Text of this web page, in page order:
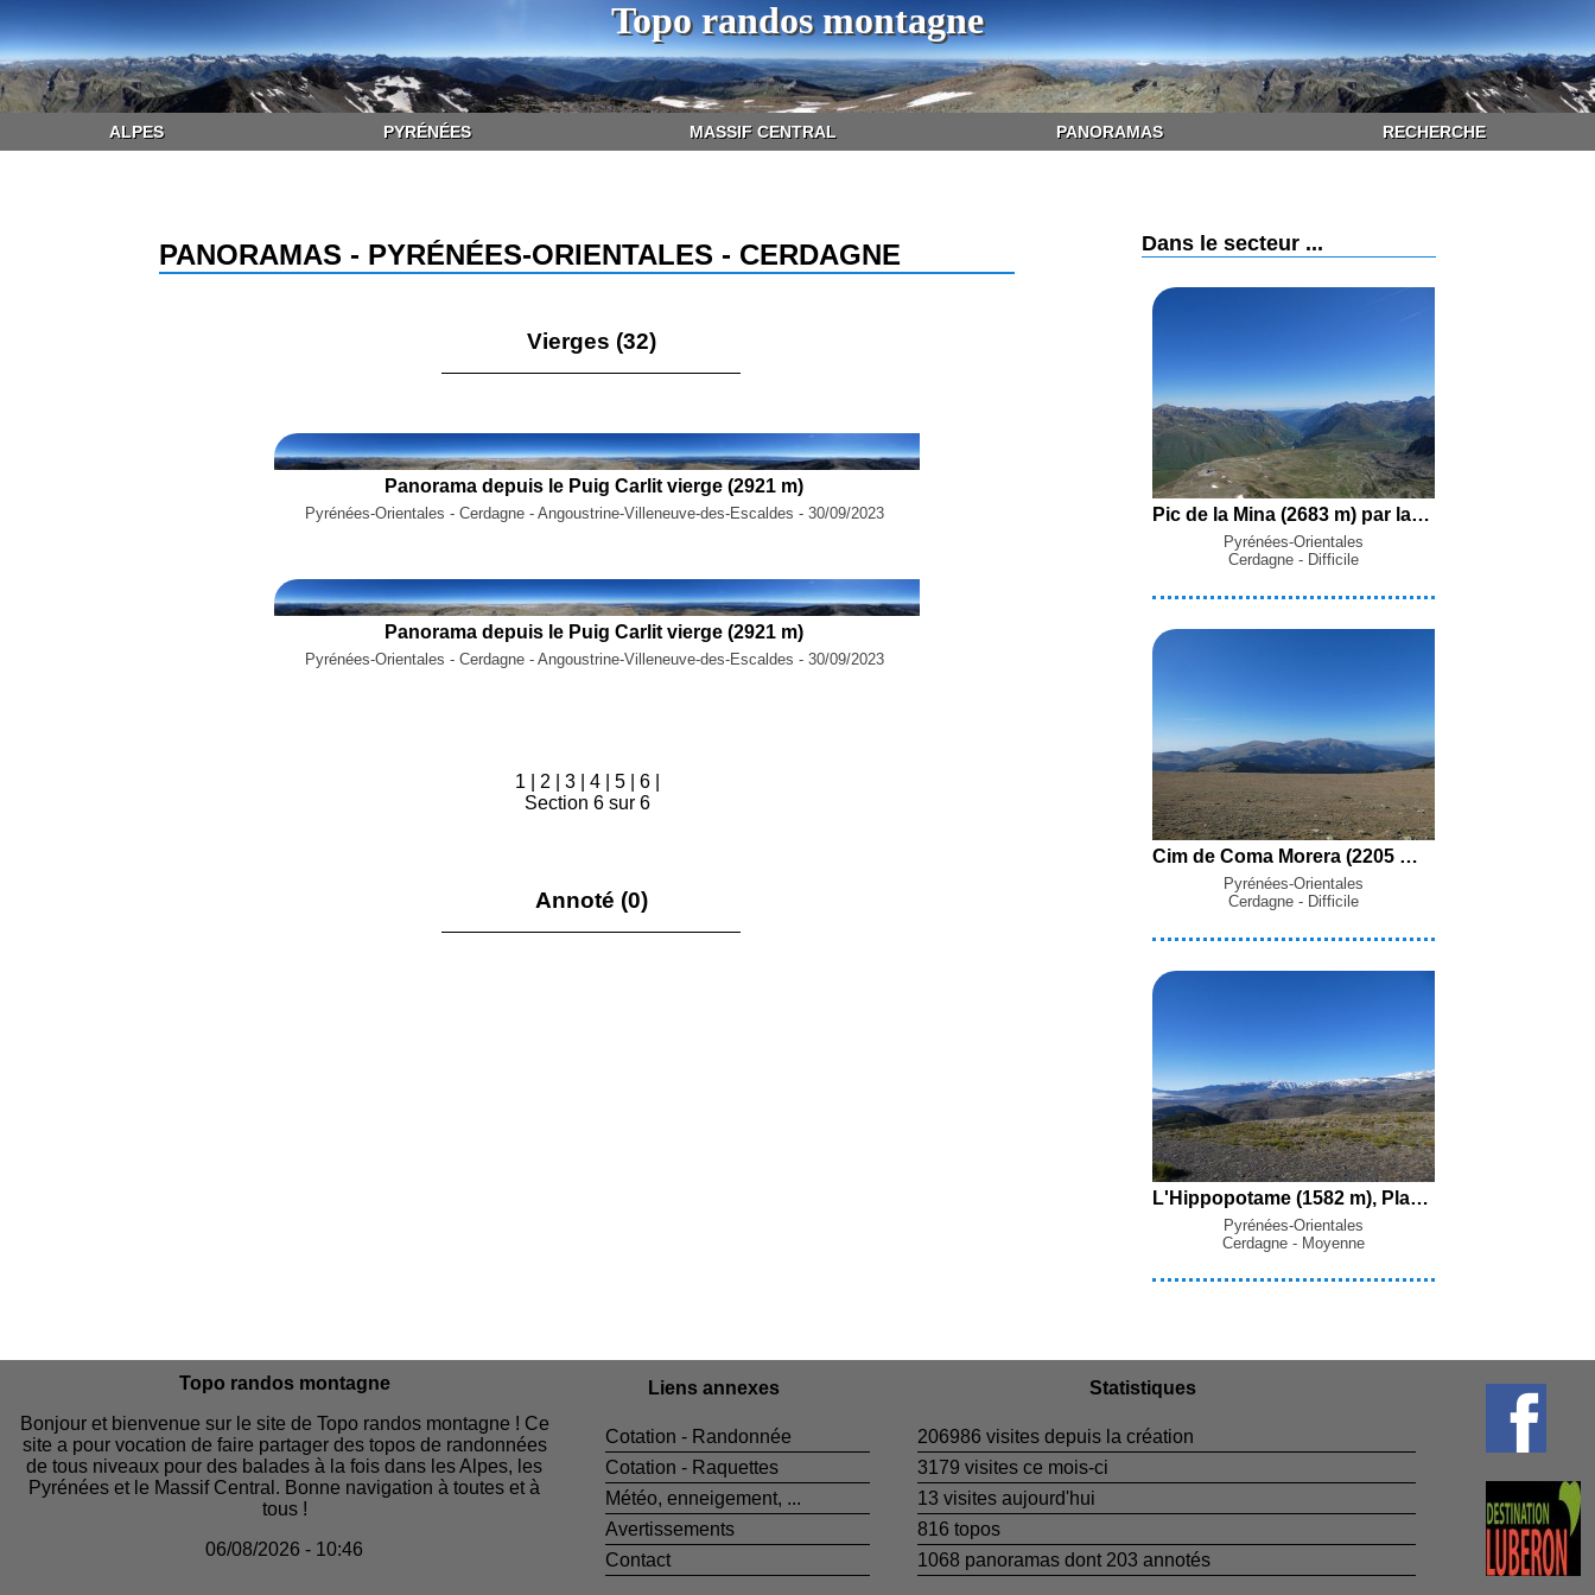
Topo randos montagne
ALPES PYRÉNÉES MASSIF CENTRAL PANORAMAS RECHERCHE
PANORAMAS - PYRÉNÉES-ORIENTALES - CERDAGNE
Vierges (32)
Panorama depuis le Puig Carlit vierge (2921 m)
Pyrénées-Orientales - Cerdagne - Angoustrine-Villeneuve-des-Escaldes - 30/09/2023
Panorama depuis le Puig Carlit vierge (2921 m)
Pyrénées-Orientales - Cerdagne - Angoustrine-Villeneuve-des-Escaldes - 30/09/2023
1 2 3| 4| 5| 6|
Section 6 sur 6
Annoté (0)
Dans le secteur ...
Pic de la Mina (2683 m) par la Station de ski de Porté-Puymorens, la Bassa de l'Orri de la Vinyola, le Télésiège du Dôme de la Mine et la Coma del Prat de l'Orri de la Vinyola depuis Porté-Puymorens
Pyrénées-Orientales
Cerdagne - Difficile
Cim de Coma Morera (2205 m) en boucle par la Fontaine dels Tres Polls, le Refuge de l'Orri d'Andreu, le Coll de Pradelles et la Fontaine Monnier depuis Osséja
Pyrénées-Orientales
Cerdagne - Difficile
L'Hippopotame (1582 m), Plans Balladors (1535 m) et Puig de Llívia (1359 m) en boucle par Verdrinyans, Err, Estavar et le Coll Rigat depuis Saillagouse
Pyrénées-Orientales
Cerdagne - Moyenne
Topo randos montagne
Bonjour et bienvenue sur le site de Topo randos montagne ! Ce
site a pour vocation de faire partager des topos de randonnées
de tous niveaux pour des balades à la fois dans les Alpes, les
Pyrénées et le Massif Central. Bonne navigation à toutes et à
tous !
06/08/2026 - 10:46
Liens annexes
Cotation - Randonnée
Cotation - Raquettes
Météo, enneigement, ...
Avertissements
Contact
Statistiques
206986 visites depuis la création
3179 visites ce mois-ci
13 visites aujourd'hui
816 topos
1068 panoramas dont 203 annotés